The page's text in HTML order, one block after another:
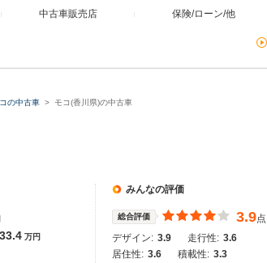
中古車販売店 保険/ローン/他
の中古車 モコ(香川県)の中古車
万円
みんなの評価
総合評価 3.9点
デザイン: 3.9 走行性: 3.6
居住性: 3.6 積載性: 3.3